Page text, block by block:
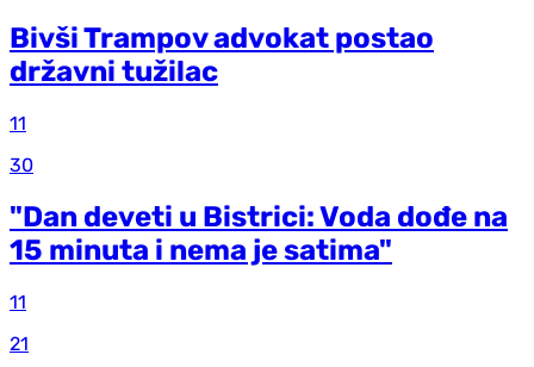
Bivši Trampov advokat postao
državni tužilac
11
30
"Dan deveti u Bistrici: Voda dođe na
15 minuta i nema je satima"
11
21